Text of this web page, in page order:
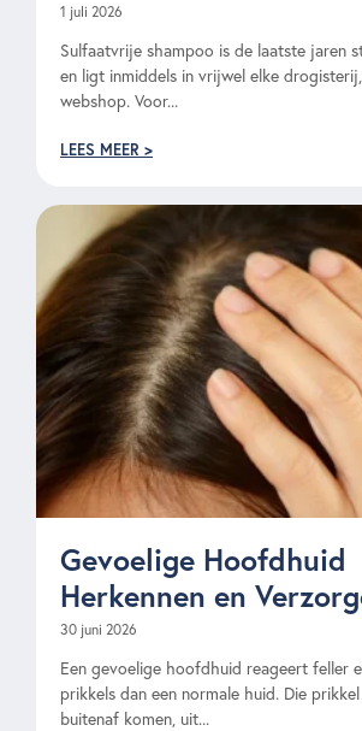
1 juli 2026
Sulfaatvrije shampoo is de laatste jaren
en ligt inmiddels in vrijwel elke
webshop. Voor...
LEES MEER >
Gevoelige Hoofdhuid
Herkennen en
30 juni 2026
Een gevoelige hoofdhuid reageert feller
prikkels dan een normale huid. Die
buitenaf komen, uit...